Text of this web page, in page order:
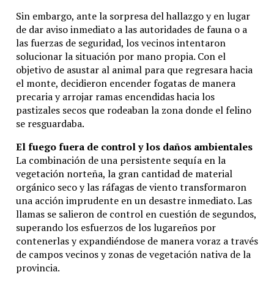
Sin embargo, ante la sorpresa del hallazgo y en lugar
de dar aviso inmediato a las autoridades de fauna o a
las fuerzas de seguridad, los vecinos intentaron
solucionar la situación por mano propia. Con el
objetivo de asustar al animal para que regresara hacia
el monte, decidieron encender fogatas de manera
precaria y arrojar ramas encendidas hacia los
pastizales secos que rodeaban la zona donde el felino
se resguardaba.
El fuego fuera de control y los daños ambientales
La combinación de una persistente sequía en la
vegetación norteña, la gran cantidad de material
orgánico seco y las ráfagas de viento transformaron
una acción imprudente en un desastre inmediato. Las
llamas se salieron de control en cuestión de segundos,
superando los esfuerzos de los lugareños por
contenerlas y expandiéndose de manera voraz a través
de campos vecinos y zonas de vegetación nativa de la
provincia.